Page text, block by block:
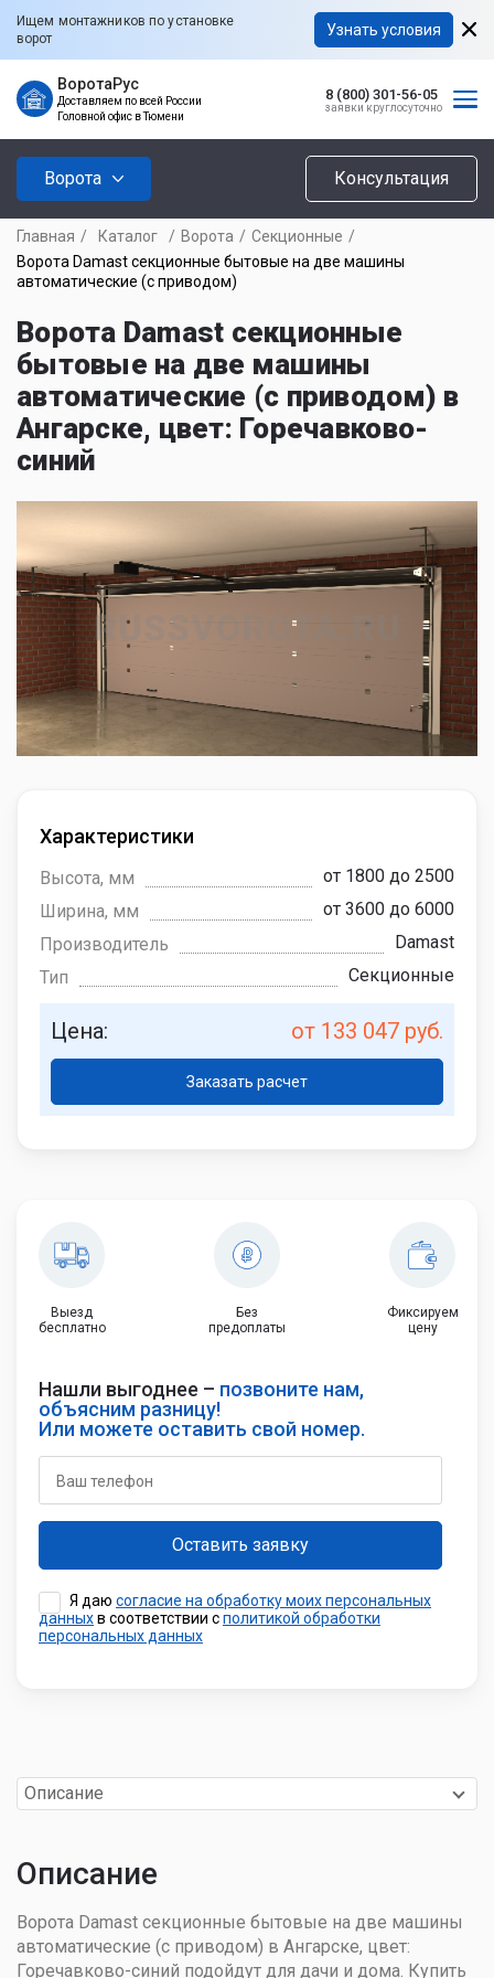
Ищем монтажников по установке
ворот
Узнать условия
ВоротаРус
Доставляем по всей России
Головной офис в Тюмени
8 (800) 301-56-05
заявки круглосуточно
Ворота Консультация
Главная / Каталог / Ворота / Секционные /
Ворота Damast секционные бытовые на две машины
автоматические (с приводом)
Ворота Damast секционные
бытовые на две машины
автоматические (с приводом) в
Ангарске, цвет: Горечавково-
синий
Характеристики
Высота, мм
от 1800 до 2500
Ширина, мм
от 3600 до 6000
Производитель
Damast
Тип
Секционные
Цена: от 133 047 руб.
Заказать расчет
Выезд
бесплатно
Без
предоплаты
Фиксируем
цену
Нашли выгоднее – позвоните нам,
объясним разницу!
Или можете оставить свой номер.
Я даю согласие на обработку моих персональных
данныхв соответствии сполитикой обработки
персональных данных
Описание
Описание
Ворота Damast секционные бытовые на две машины
автоматические (с приводом) в Ангарске, цвет:
Горечавково-синий подойдут для дачи и дома. Купить